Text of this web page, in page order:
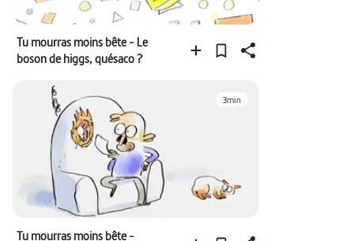
Tu mourras moins bête - Le
boson de higgs, quésaco ?
3min
Tu mourras moins bête -